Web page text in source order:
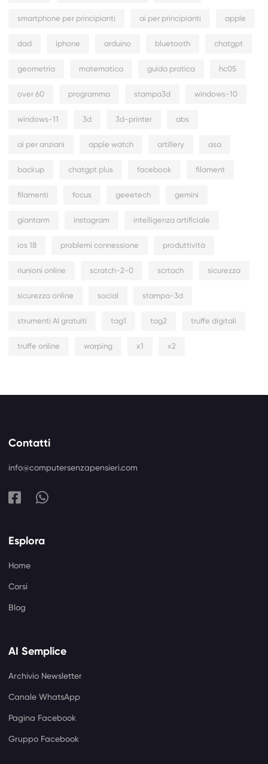
smartphone per principianti ai per principianti apple
dad iphone arduino bluetooth chatgpt
geometria matematica guida pratica hc05
over 60 programma stampa3d windows-10
windows-11 3d 3d-printer abs
ai per anziani apple watch artillery asa
backup chatgpt plus facebook filament
filamenti focus geeetech gemini
giantarm instagram intelligenza artificiale
ios 18 problemi connessione produttività
riunioni online scratch-2-0 scrtach sicurezza
sicurezza online social stampa-3d
strumenti AI gratuiti tag1 tag2 truffe digitali
truffe online warping x1 x2
Contatti
info@computersenzapensieri.com
Esplora
Home
Corsi
Blog
AI Semplice
Archivio Newsletter
Canale WhatsApp
Pagina Facebook
Gruppo Facebook